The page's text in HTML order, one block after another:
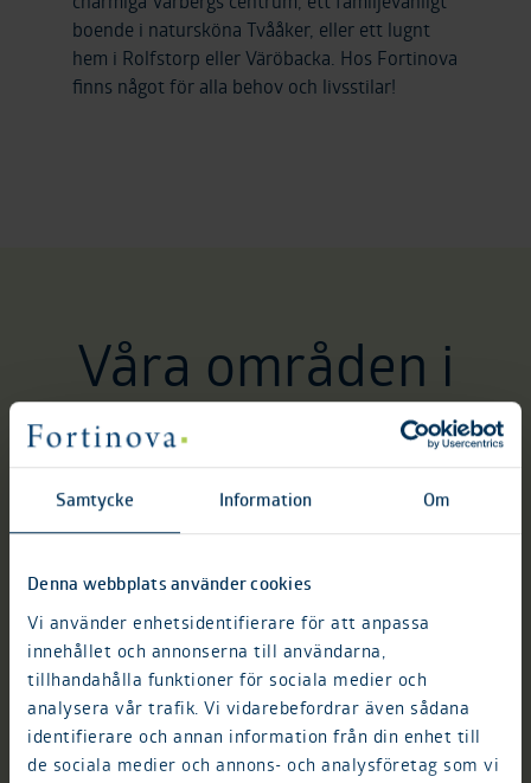
Samtycke Information Om
Denna webbplats använder cookies
Vi använder enhetsidentifierare för att anpassa
innehållet och annonserna till användarna,
tillhandahålla funktioner för sociala medier och
analysera vår trafik. Vi vidarebefordrar även sådana
identifierare och annan information från din enhet till
de sociala medier och annons- och analysföretag som vi
boende i natursköna Tvååker, eller ett lugnt
hem i Rolfstorp eller Väröbacka. Hos Fortinova
finns något för alla behov och livsstilar!
Våra områden i
Varberg
Varberg